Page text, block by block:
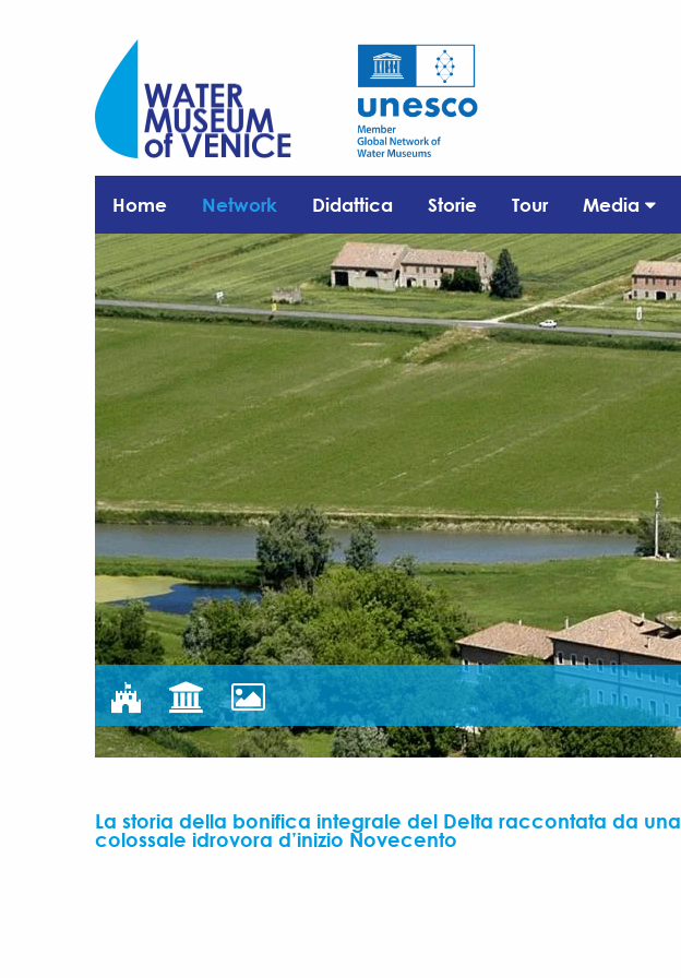
Home Network Didattica Storie Tour Media
La storia della bonifica integrale del Delta raccontata da una
colossale idrovora d’inizio Novecento